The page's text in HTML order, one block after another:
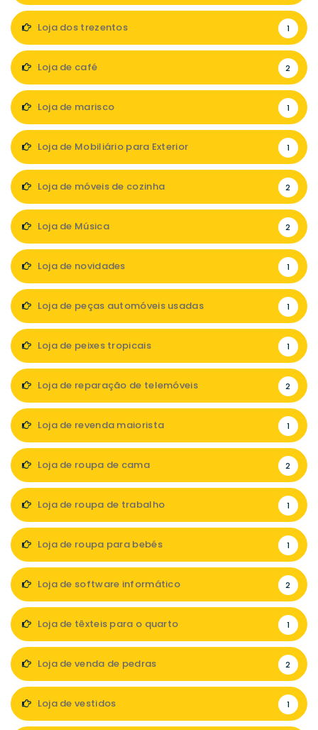
Loja dos trezentos 1
Loja de café 2
Loja de marisco 1
Loja de Mobiliário para Exterior 1
Loja de móveis de cozinha 2
Loja de Música 2
Loja de novidades 1
Loja de peças automóveis usadas 1
Loja de peixes tropicais 1
Loja de reparação de telemóveis 2
Loja de revenda maiorista 1
Loja de roupa de cama 2
Loja de roupa de trabalho 1
Loja de roupa para bebés 1
Loja de software informático 2
Loja de têxteis para o quarto 1
Loja de venda de pedras 2
Loja de vestidos 1